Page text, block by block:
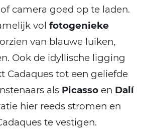
camera goed op te laden.
vol fotogenieke
van blauwe luiken,
Ook de idyllische ligging
Cadaques tot een geliefde
als Picasso en Dalí
hier reeds stromen en
te vestigen.